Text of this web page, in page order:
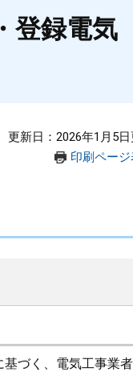
登録電気
更新日：2026年1月5
印刷ペー
づく、電気工事業